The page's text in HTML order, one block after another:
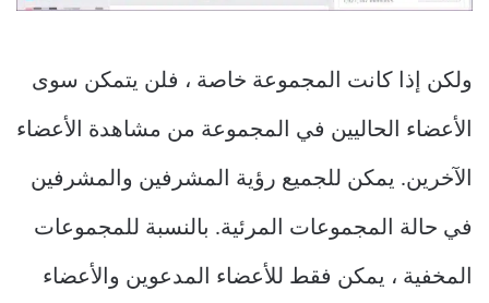
ولكن إذا كانت المجموعة خاصة ، فلن يتمكن سوى
الأعضاء الحاليين في المجموعة من مشاهدة الأعضاء
الآخرين. يمكن للجميع رؤية المشرفين والمشرفين
في حالة المجموعات المرئية. بالنسبة للمجموعات
المخفية ، يمكن فقط للأعضاء المدعوين والأعضاء